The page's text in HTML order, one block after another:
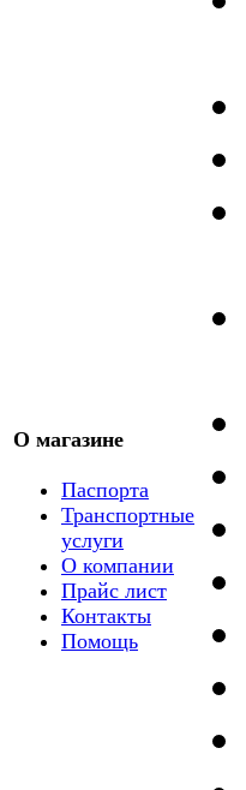
О магазине
Паспорта
Транспортные
услуги
О компании
Прайс лист
Контакты
Помощь